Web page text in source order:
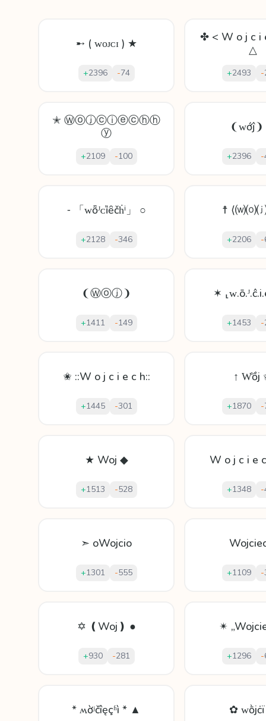
➸ ( ᴡᴏᴊᴄɪ ) ★
+2396 -74
✤ < W o j c i
△
+2493 -
✭ Ⓦⓞⓙⓒⓘⓔⓒⓗⓗ
ⓨ
+2109 -100 +2396 -
⁃ 「ᴡȭᴶᴄȉȇčḣⁱ」 ○
+2128 -346
☨
+2206 -
❨Ⓦⓞⓙ❩
+1411 -149
✶
+1453 -
✬ ::W o j c i e c h::
+1445 -301
↑ W̊ồj
+1870 -
★ Woj ◆
+1513 -528
W o j c i e
+1348 -
➣ oWojcio
+1301 -555 +1109 -
✡ ❪Woj❫ ●
+930 -281
✴
+1296 -
* ʍờʲčîęçʱì * ▲ ✿